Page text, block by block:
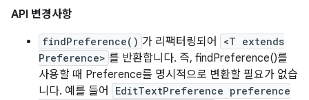
API 변경사항
findPreference() 가 리팩터링되어
<T extends
Preference> 를 반환합니다. 즉, findPreference()를
사용할 때 Preference를 명시적으로 변환할 필요가 없습
니다. 예를 들어
EditTextPreference preference